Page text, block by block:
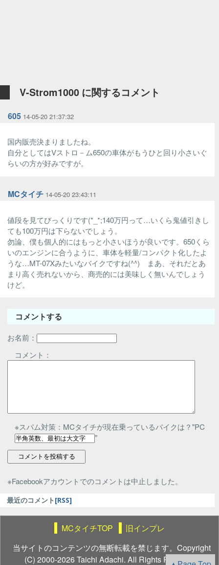
V-Strom1000 に関するコメント
605 14-05-20 21:37:32
国内販売決まりましたね。
自分としてはVストロ－ム650の車体がもうひと回り小さいぐ
らいの方が好みですが。
MCタイチ 14-05-20 23:43:11
値段を見てびっくりです(*_*;140万円って…いくら鬼値引きし
ても100万円は下らないでしょう。
勿論、僕も個人的にはもっと小さいほうが良いです。650くら
いのエンジンに合うように、車体を軽量/コンパクト化したよ
うな…MT-07Xみたいなバイクですね(^^) まあ、それだとあ
まり高く売れないから、商売的には美味しく無いんでしょう
けど。
コメントする
お名前：
コメント：
※スパム対策：MCタイチが現在乗っているバイクは？"PC
"
※Facebookアカウントでのコメントは中止しました。
最近のコメント [RSS]
MCタイチTOP
旧インプレ
当サイトのコンテンツの無断転載を禁じます。Copyright
(C) 2000-2026 Taichi Adachi. All Rights Reserved.